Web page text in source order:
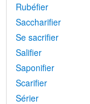
Rubéfier
Saccharifier
Se sacrifier
Salifier
Saponifier
Scarifier
Sérier